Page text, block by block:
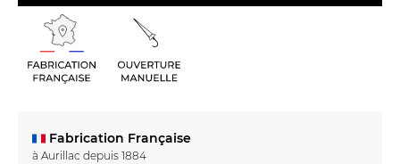
Fabrication Française
à Aurillac depuis 1884